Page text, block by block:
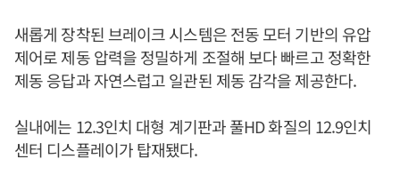
새롭게 장착된 브레이크 시스템은 전동 모터 기반의 유압
제어로 제동 압력을 정밀하게 조절해 보다 빠르고 정확한
제동 응답과 자연스럽고 일관된 제동 감각을 제공한다.
실내에는 12.3인치 대형 계기판과 풀HD 화질의 12.9인치
센터 디스플레이가 탑재됐다.